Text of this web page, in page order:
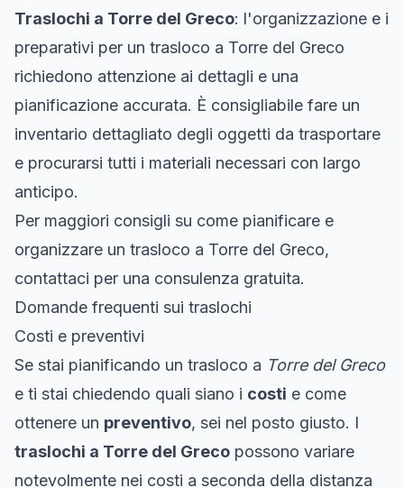
Traslochi a Torre del Greco: l'organizzazione e i
preparativi per un trasloco a Torre del Greco
richiedono attenzione ai dettagli e una
pianificazione accurata. È consigliabile fare un
inventario dettagliato degli oggetti da trasportare
e procurarsi tutti i materiali necessari con largo
anticipo.
Per maggiori consigli su come pianificare e
organizzare un trasloco a Torre del Greco,
contattaci per una consulenza gratuita.
Domande frequenti sui traslochi
Costi e preventivi
Se stai pianificando un trasloco a Torre del Greco
e ti stai chiedendo quali siano i costi e come
ottenere un preventivo, sei nel posto giusto. I
traslochi a Torre del Greco possono variare
notevolmente nei costi a seconda della distanza